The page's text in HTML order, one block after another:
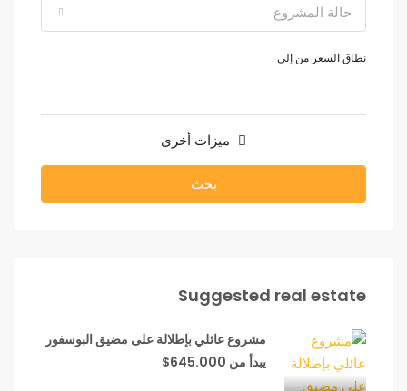
حالة المشروع
نطاق السعر من إلى
ميزات أخرى
بحث
Suggested real estate
مشروع عائلي بإطلالة على مضيق البوسفور
يبدأ من 645.000$